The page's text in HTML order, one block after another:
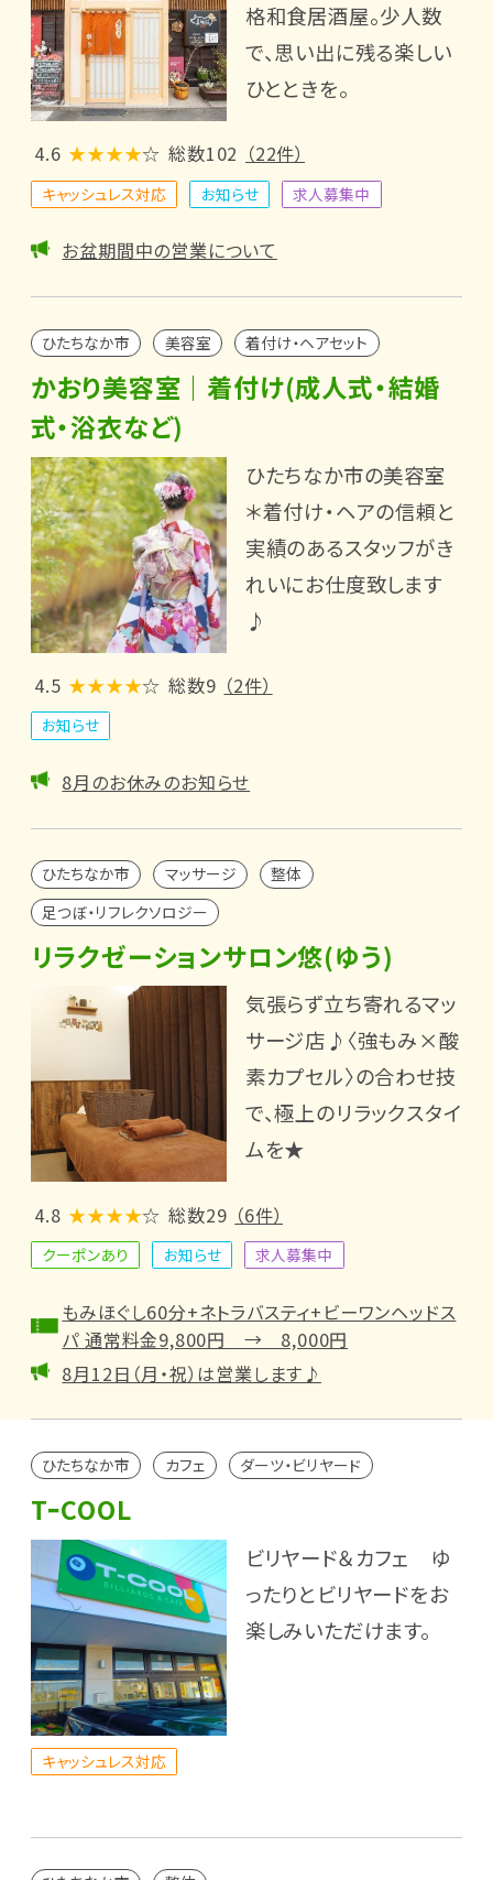
格和食居酒屋。少人数
で、思い出に残る楽しい
ひとときを。
4.6 ★★★★☆ 総数102 （22件）
キャッシュレス対応 お知らせ 求人募集中
お盆期間中の営業について
ひたちなか市 美容室 着付け・ヘアセット
かおり美容室｜着付け(成人式・結婚
式・浴衣など)
ひたちなか市の美容室
＊着付け・ヘアの信頼と
実績のあるスタッフがき
れいにお仕度致します
♪
4.5 ★★★★☆ 総数9 （2件）
お知らせ
8月のお休みのお知らせ
ひたちなか市 マッサージ
整体
足つぼ・リフレクソロジー
リラクゼーションサロン悠(ゆう)
気張らず立ち寄れるマッ
サージ店♪〈強もみ×酸
素カプセル〉の合わせ技
で、極上のリラックスタイ
ムを★
4.8 ★★★★☆ 総数29 （6件）
クーポンあり お知らせ 求人募集中
もみほぐし60分+ネトラバスティ+ビーワンヘッドス
パ 通常料金9,800円 → 8,000円
8月12日（月・祝）は営業します♪
ひたちなか市 カフェ ダーツ・ビリヤード
TｰCOOL
ビリヤード＆カフェ ゆ
ったりとビリヤードをお
楽しみいただけます。
キャッシュレス対応